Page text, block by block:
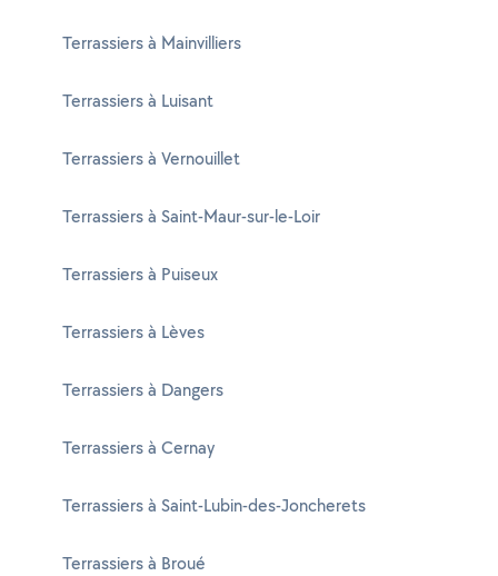
Terrassiers à Mainvilliers
Terrassiers à Luisant
Terrassiers à Vernouillet
Terrassiers à Saint-Maur-sur-le-Loir
Terrassiers à Puiseux
Terrassiers à Lèves
Terrassiers à Dangers
Terrassiers à Cernay
Terrassiers à Saint-Lubin-des-Joncherets
Terrassiers à Broué